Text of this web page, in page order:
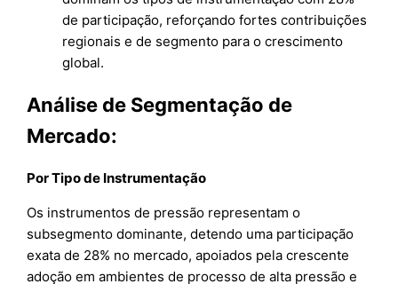
de participação, reforçando fortes contribuições
regionais e de segmento para o crescimento
global.
Análise de Segmentação de
Mercado:
Por Tipo de Instrumentação
Os instrumentos de pressão representam o
subsegmento dominante, detendo uma participação
exata de 28% no mercado, apoiados pela crescente
adoção em ambientes de processo de alta pressão e